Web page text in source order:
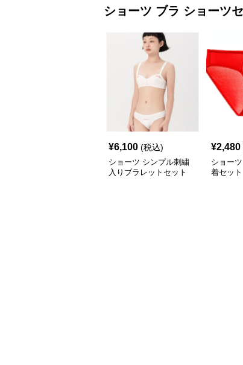
ショーツ ブラ ショーツ
¥6,100 (税込)
ショーツ シンプル刺繍
入りブラレットセット
¥2,480
ショー
着セット